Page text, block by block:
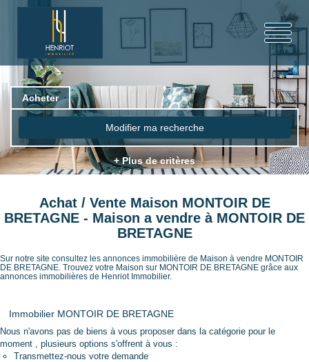
Acheter
Modifier ma recherche
+ Plus de critères
Achat / Vente Maison MONTOIR DE
BRETAGNE - Maison a vendre à MONTOIR DE
BRETAGNE
Sur notre site consultez les annonces immobilière de Maison à vendre MONTOIR
DE BRETAGNE. Trouvez votre Maison sur MONTOIR DE BRETAGNE grâce aux
annonces immobilières de Henriot Immobilier.
Immobilier MONTOIR DE BRETAGNE
Nous n'avons pas de biens à vous proposer dans la catégorie pour le
moment , plusieurs options s'offrent à vous :
Transmettez-nous votre demande